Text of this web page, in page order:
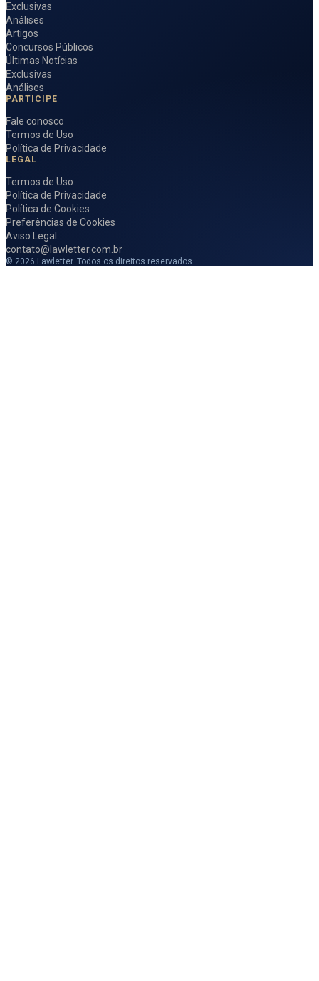
Exclusivas
Análises
Artigos
Concursos Públicos
Últimas Notícias
Exclusivas
Análises
PARTICIPE
Fale conosco
Termos de Uso
Política de Privacidade
LEGAL
Termos de Uso
Política de Privacidade
Política de Cookies
Preferências de Cookies
Aviso Legal
contato@lawletter.com.br
© 2026 Lawletter. Todos os direitos reservados.